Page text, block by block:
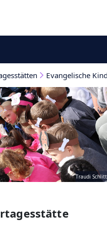
Evangelische
Traudi Schlitt